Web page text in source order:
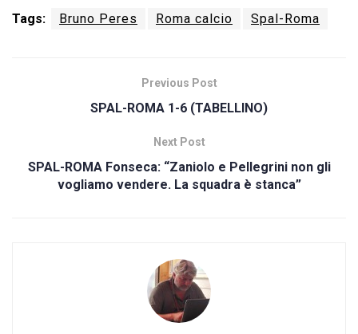
Tags: Bruno Peres Roma calcio Spal-Roma
Previous Post
SPAL-ROMA 1-6 (TABELLINO)
Next Post
SPAL-ROMA Fonseca: “Zaniolo e Pellegrini non gli
vogliamo vendere. La squadra è stanca”